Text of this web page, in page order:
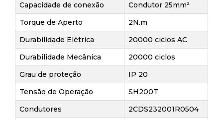
Capacidade de conexão
Condutor 25mm²
Torque de Aperto
2N.m
Durabilidade Elétrica
20000 ciclos AC
Durabilidade Mecânica
20000 ciclos
Grau de proteção
IP 20
Tensão de Operação
SH200T
Condutores
2CDS232001R0504